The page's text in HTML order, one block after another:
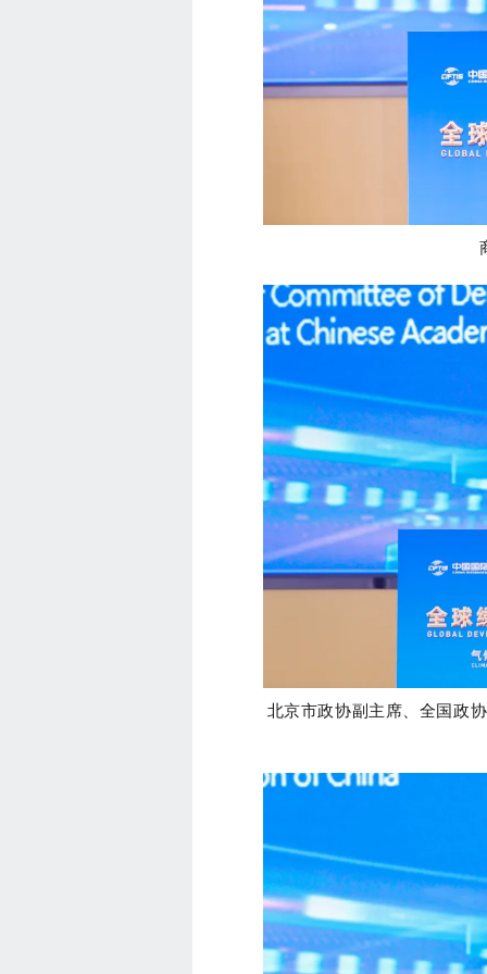
北京市政协副主席、全国政